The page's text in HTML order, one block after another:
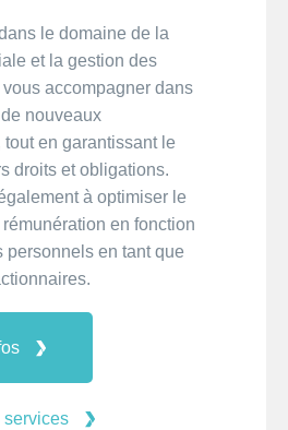
le domaine de la
et la gestion des
accompagner dans
nouveaux
en garantissant le
droits et obligations.
à optimiser le
en fonction
personnels en tant que
services